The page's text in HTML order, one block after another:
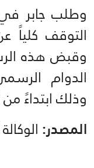
وطلب جابر
الدوام
وذلك ابتداءً
المصدر: